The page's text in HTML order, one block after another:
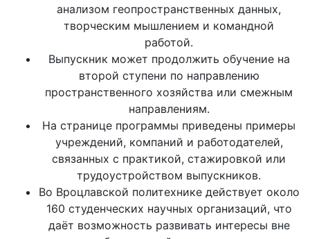
анализом геопространственных данных,
творческим мышлением и командной
работой.
Выпускник может продолжить обучение на
второй ступени по направлению
пространственного хозяйства или смежным
направлениям.
На странице программы приведены примеры
учреждений, компаний и работодателей,
связанных с практикой, стажировкой или
трудоустройством выпускников.
Во Вроцлавской политехнике действует около
160 студенческих научных организаций, что
даёт возможность развивать интересы вне